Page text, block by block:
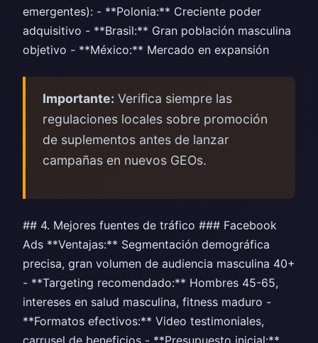
emergentes): - **Polonia:** Creciente poder
adquisitivo - **Brasil:** Gran población masculina
objetivo - **México:** Mercado en expansión
Importante: Verifica siempre las
regulaciones locales sobre promoción
de suplementos antes de lanzar
campañas en nuevos GEOs.
## 4. Mejores fuentes de tráfico ### Facebook
Ads **Ventajas:** Segmentación demográfica
precisa, gran volumen de audiencia masculina 40+
- **Targeting recomendado:** Hombres 45-65,
intereses en salud masculina, fitness maduro -
**Formatos efectivos:** Video testimoniales,
carrusel de beneficios - **Presupuesto inicial:**